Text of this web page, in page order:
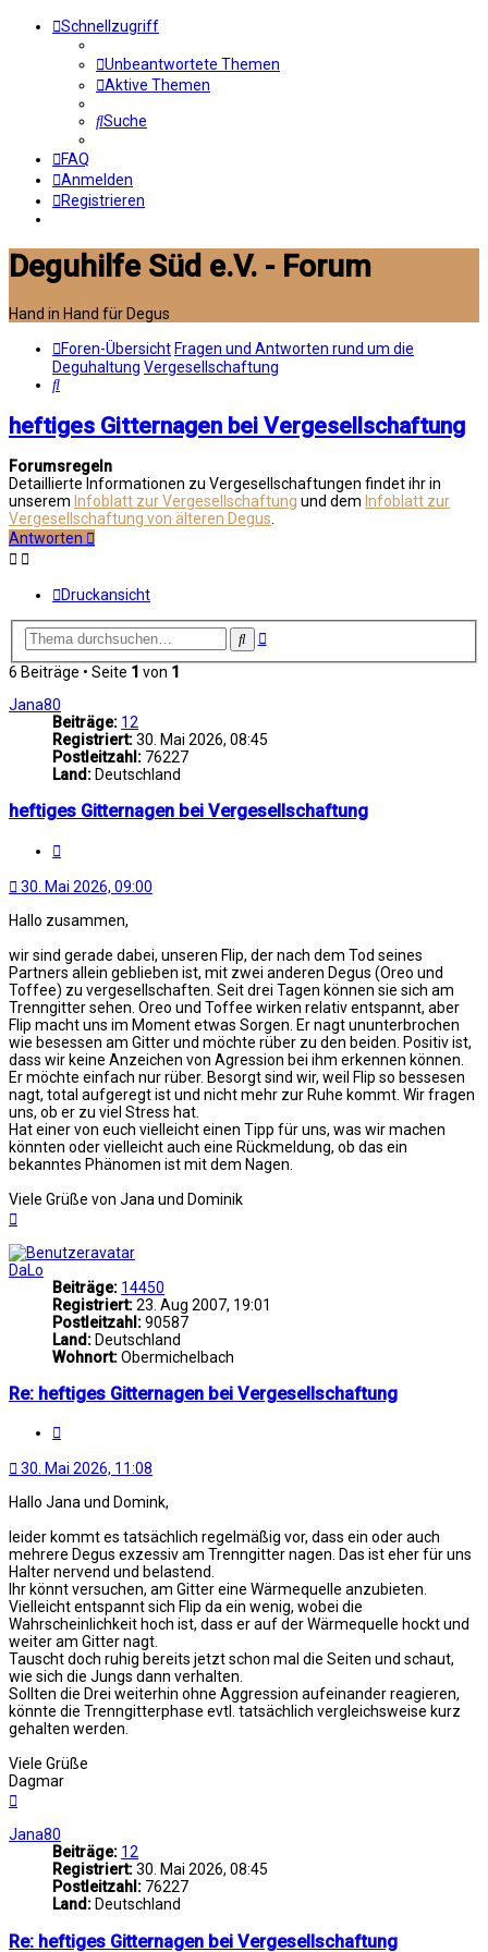
Schnellzugriff
Unbeantwortete Themen
Aktive Themen
Suche
FAQ
Anmelden
Registrieren
Deguhilfe Süd e.V. - Forum
Hand in Hand für Degus
Foren-ÜbersichtFragen und Antworten rund um die
Deguhaltung Vergesellschaftung
Suche
heftiges Gitternagen bei Vergesellschaftung
Forumsregeln
Detaillierte Informationen zu Vergesellschaftungen findet ihr in
unserem Infoblatt zur Vergesellschaftung und dem Infoblatt zur
Vergesellschaftung von älteren Degus.
Antworten
Druckansicht
SucheErweiterte
6 Beiträge • Seite 1 von 1
Jana80
Beiträge: 12
Registriert:30. Mai 2026, 08:45
Postleitzahl: 76227
Land: Deutschland
heftiges Gitternagen bei Vergesellschaftung
30. Mai 2026, 09:00
Hallo zusammen,
wir sind gerade dabei, unseren Flip, der nach dem Tod seines
Partners allein geblieben ist, mit zwei anderen Degus (Oreo und
Toffee) zu vergesellschaften. Seit drei Tagen können sie sich am
Trenngitter sehen. Oreo und Toffee wirken relativ entspannt, aber
Flip macht uns im Moment etwas Sorgen. Er nagt ununterbrochen
wie besessen am Gitter und möchte rüber zu den beiden. Positiv ist,
dass wir keine Anzeichen von Agression bei ihm erkennen können.
Er möchte einfach nur rüber. Besorgt sind wir, weil Flip so bessesen
nagt, total aufgeregt ist und nicht mehr zur Ruhe kommt. Wir fragen
uns, ob er zu viel Stress hat.
Hat einer von euch vielleicht einen Tipp für uns, was wir machen
könnten oder vielleicht auch eine Rückmeldung, ob das ein
bekanntes Phänomen ist mit dem Nagen.
Viele Grüße von Jana und Dominik
DaLo
Beiträge: 14450
Registriert:23. Aug 2007, 19:01
Postleitzahl:90587
Land: Deutschland
Wohnort:Obermichelbach
Re: heftiges Gitternagen bei Vergesellschaftung
30. Mai 2026, 11:08
Hallo Jana und Domink,
leider kommt es tatsächlich regelmäßig vor, dass ein oder auch
mehrere Degus exzessiv am Trenngitter nagen. Das ist eher für uns
Halter nervend und belastend.
Ihr könnt versuchen, am Gitter eine Wärmequelle anzubieten.
Vielleicht entspannt sich Flip da ein wenig, wobei die
Wahrscheinlichkeit hoch ist, dass er auf der Wärmequelle hockt und
weiter am Gitter nagt.
Tauscht doch ruhig bereits jetzt schon mal die Seiten und schaut,
wie sich die Jungs dann verhalten.
Sollten die Drei weiterhin ohne Aggression aufeinander reagieren,
könnte die Trenngitterphase evtl. tatsächlich vergleichsweise kurz
gehalten werden.
Viele Grüße
Dagmar
Jana80
Beiträge: 12
Registriert:30. Mai 2026, 08:45
Postleitzahl: 76227
Land: Deutschland
Re: heftiges Gitternagen bei Vergesellschaftung